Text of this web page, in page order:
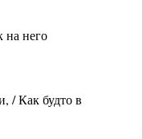
на него
/ Как будто в